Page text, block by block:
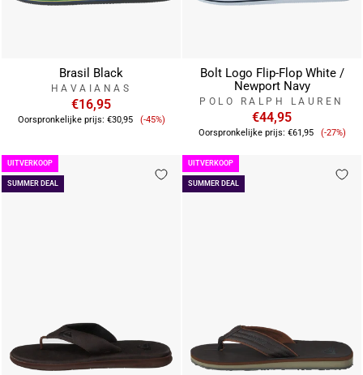
Brasil Black
HAVAIANAS
€16,95
Oorspronkelijke prijs: €30,95 Verkoopprijs
(-45%)
Bolt Logo Flip-Flop White /
Newport Navy
POLO RALPH LAUREN
€44,95
Oorspronkelijke prijs: €61,95 (-27%)
SUMMER DEAL
UITVERKOOP
SUMMER DEAL
UITVERKOOP